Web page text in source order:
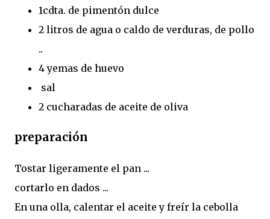
1cdta. de pimentón dulce
2 litros de agua o caldo de verduras, de pollo
..
4 yemas de huevo
sal
2 cucharadas de aceite de oliva
preparación
Tostar ligeramente el pan ...
cortarlo en dados ...
En una olla, calentar el aceite y freír la cebolla